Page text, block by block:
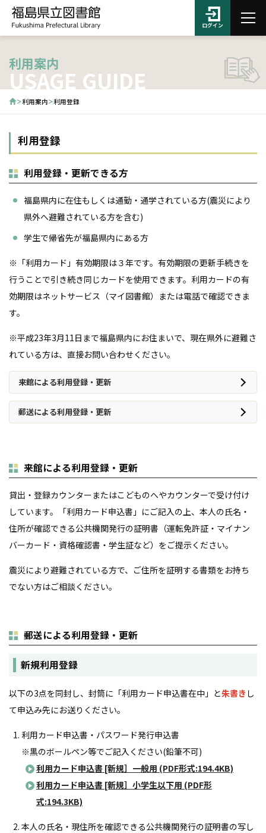
ログイン
利用案内
USAGE GUIDE
利用案内 利用登録
利用登録
利用登録・更新できる方
福島県内に在住もしくは通勤・通学されている方(震災により
県外へ避難されている方を含む)
学生で帰省先が福島県内にある方
※「利用カード」有効期限は３年です。有効期限の更新手続きを
行うことで引き続き同じカードを使用できます。利用カードの有
効期限はネットサービス（マイ図書館）または電話で確認できま
す。
※平成23年3月11日まで福島県内にお住まいで、現在県外に避難さ
れている方は、直接お問い合わせください。
来館による利用登録・更新
郵送による利用登録・更新
来館による利用登録・更新
貸出・登録カウンターまたはこどものへやカウンターで受け付け
しています。「利用カード申込書」にご記入の上、本人の氏名・
住所が確認できる公共機関発行の証明書（運転免許証・マイナン
バーカード・資格確認書・学生証など）をご提示ください。
震災により避難されている方で、ご住所を証明する書類をお持ち
でない方はご相談ください。
郵送による利用登録・更新
新規利用登録
以下の3点を同封し、封筒に「利用カード申込書在中」と朱書き し
て申込み先にお送りください。
利用カード申込書・パスワード発行申込書
※黒のボールペン等でご記入ください(鉛筆不可)
利用カード申込書 [新規］一般用 (PDF形式:194.4KB)
利用カード申込書 [新規］小学生以下用 (PDF形
式:194.3KB)
本人の氏名・現住所を確認できる公共機関発行の証明書の写し